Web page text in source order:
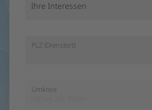
Ihre Interessen
PLZ (Dienstort)
Umkreis